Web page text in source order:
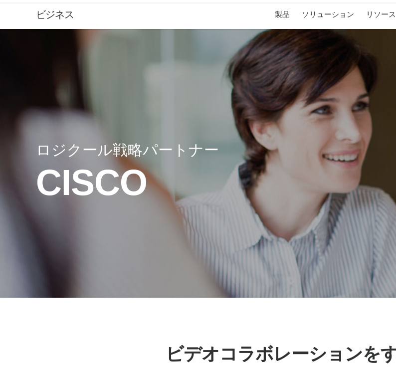
ビジネス 製品 ソリューション リソース
ロ
ク
ー
ル
戦
略
ロジクール戦略パートナー
CISCO
ビデオコラボレーションを